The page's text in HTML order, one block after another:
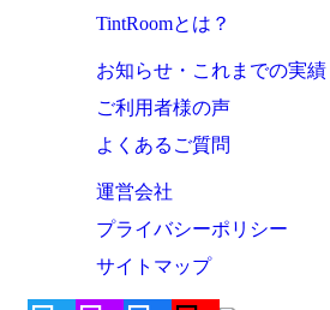
TintRoomとは？
お知らせ・これまでの実績
ご利用者様の声
よくあるご質問
運営会社
プライバシーポリシー
サイトマップ